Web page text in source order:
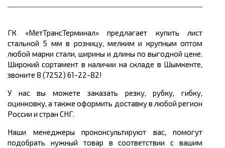
ГК «МетТрансТерминал» предлагает купить лист
стальной 5 мм в розницу, мелким и крупным оптом
любой марки стали, ширины и длины по выгодной цене.
Широкий сортамент в наличии на складе в Шымкенте,
звоните 8 (7252) 61-22-82!
У нас вы можете заказать резку, рубку, гибку,
оцинковку, а также оформить доставку в любой регион
России и стран СНГ.
Наши менеджеры проконсультируют вас, помогут
подобрать нужный товар в соответствии с вашим